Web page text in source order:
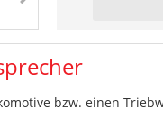
bzw. einen